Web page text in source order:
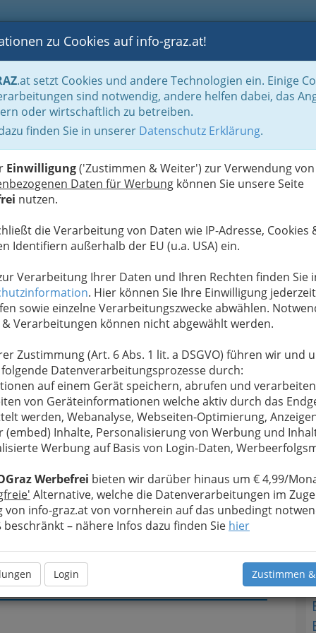
BLOGS FOTOS GASTRONOMIE BRANCHEN
zu Cookies auf info-graz.at!
.at setzt Cookies und andere Technologien ein. Einige
sind notwendig, andere helfen dabei, das
oder wirtschaftlich zu betreiben.
finden Sie in unserer Datenschutz Erklärung.
Einwilligung('Zustimmen & Weiter') zur Verwendung von
Daten für Werbung können Sie unsere Seite
nutzen.
die Verarbeitung von Daten wie IP-Adresse, Cookies
Identifiern außerhalb der EU (u.a. USA) ein.
Verarbeitung Ihrer Daten und Ihren Rechten finden Sie
. Hier können Sie Ihre Einwilligung jederzeit
sowie einzelne Verarbeitungszwecke abwählen.
& Verarbeitungen können nicht abgewählt werden.
Zustimmung (Art. 6 Abs. 1 lit. a DSGVO) führen wir und
Datenverarbeitungsprozesse durch:
auf einem Gerät speichern, abrufen und
von Geräteinformationen welche aktiv durch das
werden, Webanalyse, Webseiten-Optimierung,
(embed) Inhalte, Personalisierung von Werbung und
Werbung auf Basis von Login-Daten,
Werbefrei bieten wir darüber hinaus um € 4,99/
Alternative, welche die Datenverarbeitungen im
von info-graz.at von vornherein auf das unbedingt
beschränkt – nähere Infos dazu finden Sie hier
Login Zustimmen
Freizeit in der Steiermark Übernachten in der Steiermark
Schulter
bewahren, verwenden wir an dieser Stelle zur
Ihre Nachricht wird nach dem Absenden
& Gästehaus Schulter weitergeleitet.
Meine Nachricht
Meine Nachricht senden